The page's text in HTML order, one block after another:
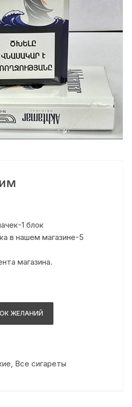
1 блок
в нашем магазине-5
магазина.
ЖЕЛАНИЙ
, Все сигареты